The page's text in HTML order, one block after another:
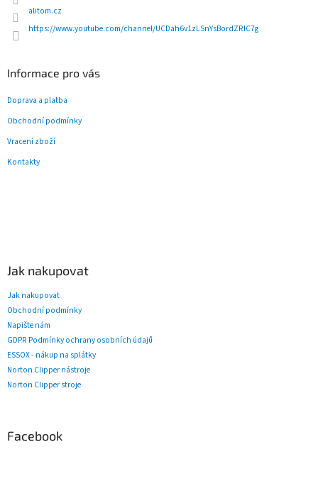
alitom.cz
https://www.youtube.com/channel/UCDah6v1zLSnYsBordZRlC7g
Informace pro vás
Doprava a platba
Obchodní podmínky
Vracení zboží
Kontakty
Jak nakupovat
Jak nakupovat
Obchodní podmínky
Napište nám
GDPR Podmínky ochrany osobních údajů
ESSOX - nákup na splátky
Norton Clipper nástroje
Norton Clipper stroje
Facebook